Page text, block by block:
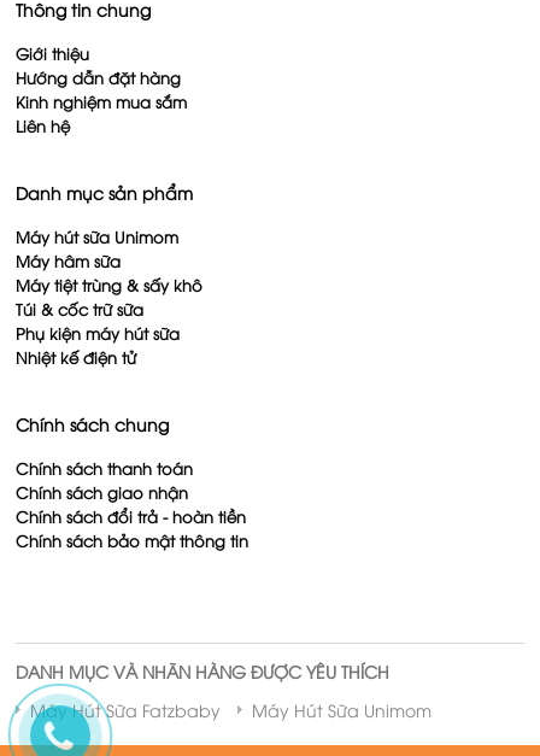
Thông tin chung
Giới thiệu
Hướng dẫn đặt hàng
Kinh nghiệm mua sắm
Liên hệ
Danh mục sản phẩm
Máy hút sữa Unimom
Máy hâm sữa
Máy tiệt trùng & sấy khô
Túi & cốc trữ sữa
Phụ kiện máy hút sữa
Nhiệt kế điện tử
Chính sách chung
Chính sách thanh toán
Chính sách giao nhận
Chính sách đổi trả - hoàn tiền
Chính sách bảo mật thông tin
DANH MỤC VÀ NHÃN HÀNG ĐƯỢC YÊU THÍCH
Máy Hút Sữa Fatzbaby Máy Hút Sữa Unimom